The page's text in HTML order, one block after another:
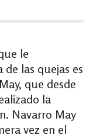
le
las quejas es
que desde
la
Navarro May
vez en el